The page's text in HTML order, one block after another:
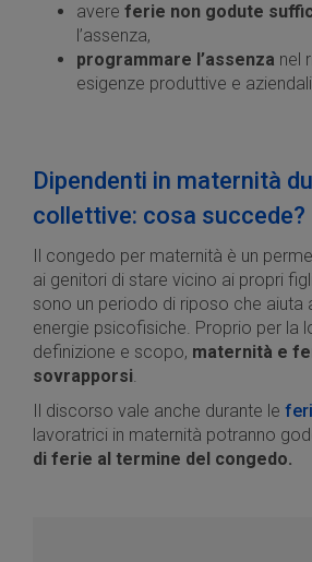
avere ferie non godute
l’assenza,
programmare l’assenza nel
esigenze produttive e
Dipendenti in maternità
collettive: cosa succede?
Il congedo per maternità è un
ai genitori di stare vicino ai propri
sono un periodo di riposo che aiuta
energie psicofisiche. Proprio per la
definizione e scopo, maternità e
sovrapporsi.
Il discorso vale anche durante le
lavoratrici in maternità potranno
di ferie al termine del congedo.